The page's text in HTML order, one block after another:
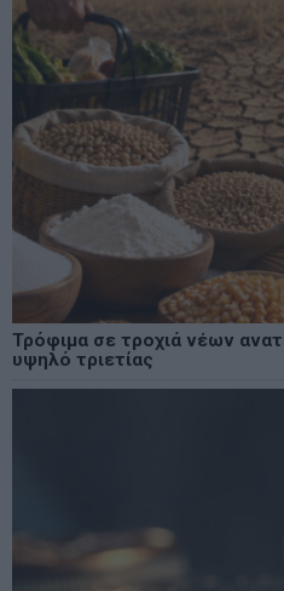
Τρόφιμα σε τροχιά νέων
υψηλό τριετίας